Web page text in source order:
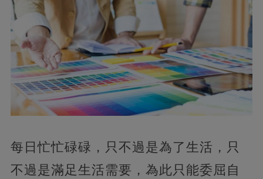
每日忙忙碌碌， 只不過是為了生活，只
不過是滿足生活需要，為此只能委屈自